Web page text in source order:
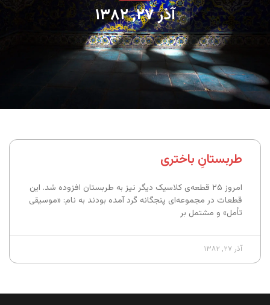
آذر ۲۷, ۱۳۸۲
طربستانِ باختری
امروز ۲۵ قطعه‌ی کلاسیک دیگر نیز به طربستان افزوده شد. این
قطعات در مجموعه‌ای پنجگانه گرد آمده بودند به نام: «موسیقی
تأمل» و مشتمل بر
آذر ۲۷, ۱۳۸۲